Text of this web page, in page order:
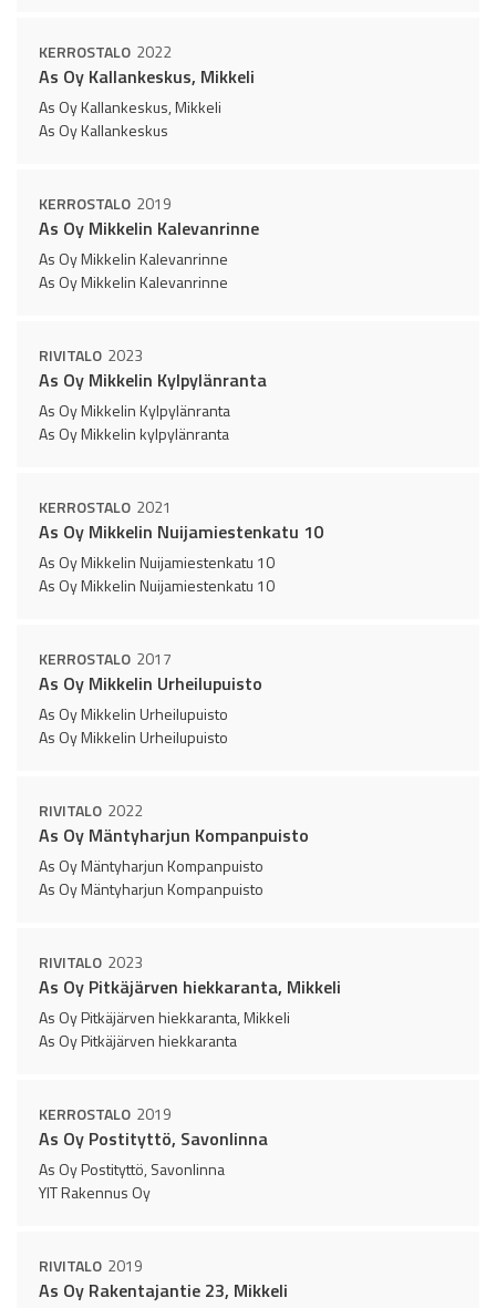
KERROSTALO 2022
As Oy Kallankeskus, Mikkeli
As Oy Kallankeskus, Mikkeli
As Oy Kallankeskus
KERROSTALO 2019
As Oy Mikkelin Kalevanrinne
As Oy Mikkelin Kalevanrinne
As Oy Mikkelin Kalevanrinne
RIVITALO 2023
As Oy Mikkelin Kylpylänranta
As Oy Mikkelin Kylpylänranta
As Oy Mikkelin kylpylänranta
KERROSTALO 2021
As Oy Mikkelin Nuijamiestenkatu 10
As Oy Mikkelin Nuijamiestenkatu 10
As Oy Mikkelin Nuijamiestenkatu 10
KERROSTALO 2017
As Oy Mikkelin Urheilupuisto
As Oy Mikkelin Urheilupuisto
As Oy Mikkelin Urheilupuisto
RIVITALO 2022
As Oy Mäntyharjun Kompanpuisto
As Oy Mäntyharjun Kompanpuisto
As Oy Mäntyharjun Kompanpuisto
RIVITALO 2023
As Oy Pitkäjärven hiekkaranta, Mikkeli
As Oy Pitkäjärven hiekkaranta, Mikkeli
As Oy Pitkäjärven hiekkaranta
KERROSTALO 2019
As Oy Postityttö, Savonlinna
As Oy Postityttö, Savonlinna
YIT Rakennus Oy
RIVITALO 2019
As Oy Rakentajantie 23, Mikkeli